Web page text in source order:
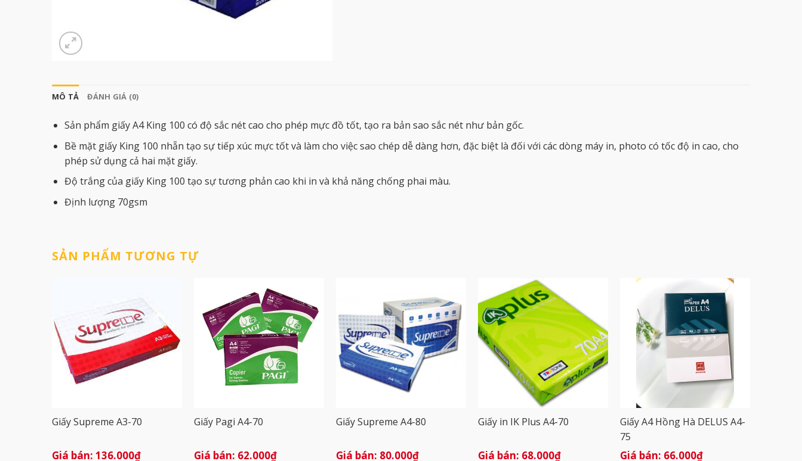
MÔ TẢ ĐÁNH GIÁ (0)
Sản phẩm giấy A4 King 100 có độ sắc nét cao cho phép mực đồ tốt, tạo ra bản sao sắc nét như bản gốc.
Bề mặt giấy King 100 nhẵn tạo sự tiếp xúc mực tốt và làm cho việc sao chép dễ dàng hơn, đặc biệt là đối với các dòng máy in, photo có tốc độ in cao, cho
phép sử dụng cả hai mặt giấy.
Độ trắng của giấy King 100 tạo sự tương phản cao khi in và khả năng chống phai màu.
Định lượng 70gsm
SẢN PHẨM TƯƠNG TỰ
Giấy Supreme A3-70
136.000₫
Giấy Pagi A4-70
62.000₫
Giấy Supreme A4-80
80.000₫
Giấy in IK Plus A4-70
68.000₫
Giấy A4 Hồng Hà DELUS A4-
75
66.000₫